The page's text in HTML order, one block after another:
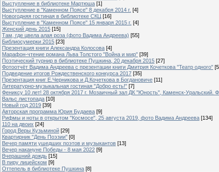
Выступление в библиотеке Мартюша [1]
Выступление в "Каменном Поясе" 8 декабря 2014 г. [4]
Новогодняя гостиная в библиотеке СКЦ [16]
Выступление в "Каменном Поясе" 15 января 2015 г. [4]
Женский день 2015 [15]
Там, где цвела алая роза (фото Вадима Андреева) [55]
Библиосумерки 2015 [23]
Презентация книги Александра Колосова [4]
Марафон-чтение романа Льва Толстого "Война и мир" [39]
Поэтический турнир в библиотеке Пушкина, 20 декабря 2015 [27]
Фотоотчёт Вадима Андреева с презентации книги Дмитрия Кочеткова "Театр одного"
Подведение итогов Рождественского конкурса 2017 [35]
Презентация книг Е.Черникова и Д.Кочеткова в Богдановиче [11]
Литературно-музыкальная гостиная "Добро есть!" [7]
Фениксу 10 лет! 28 октября 2017 г. Мозаичный зал ДК "Юность", Каменск-Уральский.
Вальс листопада [10]
Новый год 2019 [39]
Авторская программа Юрия Будаева [9]
Рифмы и ноты в открытом "Космосе", 25 августа 2019, фото Вадима Андреева [134]
110 на двоих [24]
Город Веры Кузьминой [29]
Квартирник "День Поэзии" [0]
Вечер памяти ушедших поэтов и музыкантов [13]
Вечер накануне Победы - 8 мая 2022 [9]
Вчерашний дождь [15]
В пиру лицейском [9]
Оттепель в библиотеке Пушкина [8]